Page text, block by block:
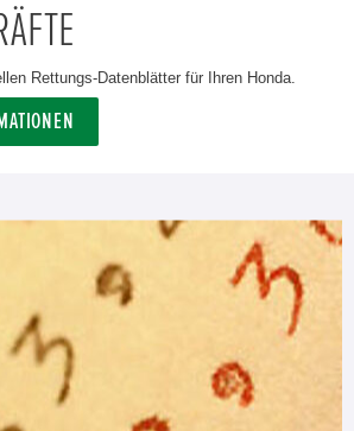
Rettungs-Datenblätter für Ihren Honda.